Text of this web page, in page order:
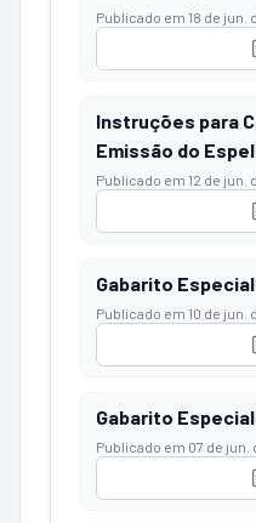
Publicado em 18 de jun.
Instruções para
Emissão do
Publicado em 12 de jun.
Gabarito
Publicado em 10 de jun.
Gabarito
Publicado em 07 de jun.